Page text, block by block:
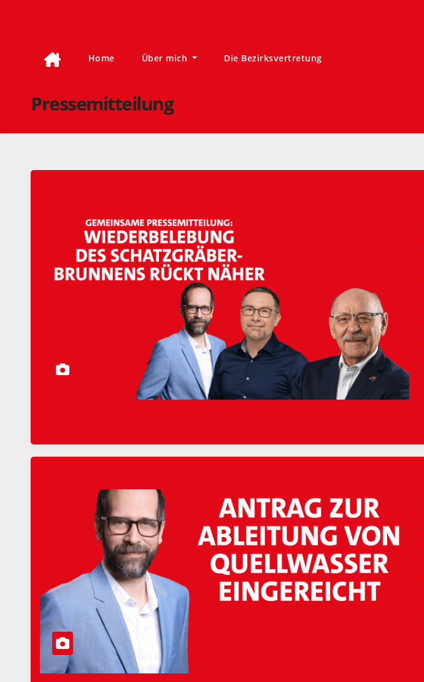
Home Über mich Die Bezirksvertretung
Pressemitteilung